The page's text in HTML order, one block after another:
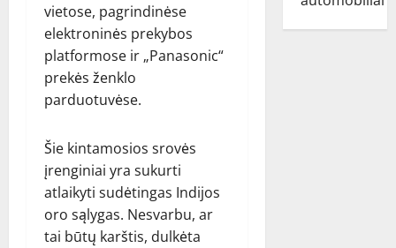
vietose, pagrindinėse
elektroninės prekybos
platformose ir „Panasonic“
prekės ženklo
parduotuvėse.
Šie kintamosios srovės
įrenginiai yra sukurti
atlaikyti sudėtingas Indijos
oro sąlygas. Nesvarbu, ar
tai būtų karštis, dulkėta